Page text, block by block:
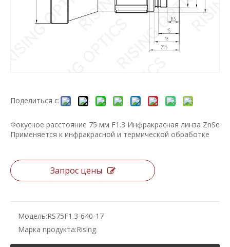
Поделиться с:
Фокусное расстояние 75 мм F1.3 Инфракрасная линза ZnSe
Применяется к инфракрасной и термической обработке
Запрос цены
Модель:RS75F1.3-640-17
Марка продукта:Rising